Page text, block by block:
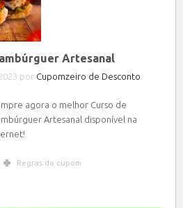
Artesanal
por Cupomzeiro de Desconto
agora o melhor Curso de
Artesanal disponível na
Regras do cupom